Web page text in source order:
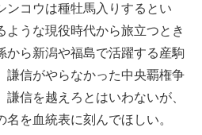
ンコウは種牡馬入りするとい
ような現役時代から旅立つとき
から新潟や福島で活躍する産駒
謙信がやらなかった中央覇権争
信を越えろとはいわないが、
を血統表に刻んでほしい。